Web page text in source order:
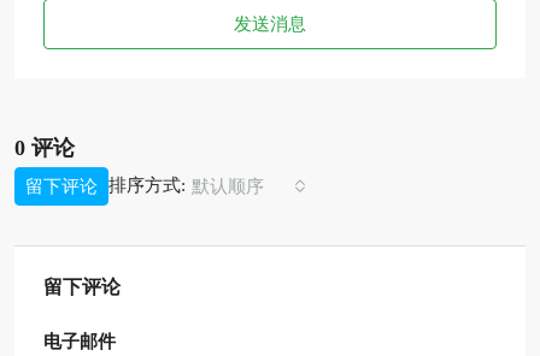
发送消息
0 评论
排序方式: 默认顺序
留下评论
留下评论
电子邮件